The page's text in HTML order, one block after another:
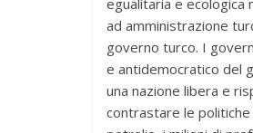
egualitaria e
ad amministrazione
governo turco. I
e antidemocratico del
una nazione libera e
contrastare le